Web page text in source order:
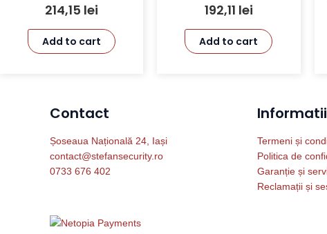
214,15 lei
Add to cart
192,11 lei
Add to cart
Contact
Șoseaua Națională 24, Iași
contact@stefansecurity.ro
0733 676 402
Termeni și
Politica de
Garanție și
Reclamații și